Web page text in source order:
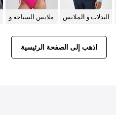
البدلات و الملابس
ملابس السباحة و
اذهب إلى الصفحة الرئيسية